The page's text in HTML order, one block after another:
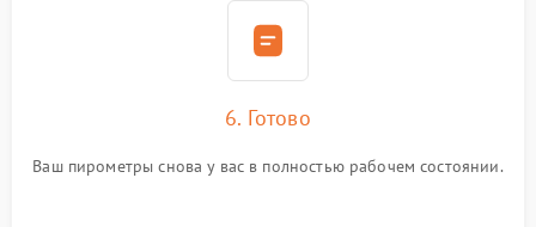
6. Готово
Ваш пирометры снова у вас в полностью рабочем состоянии.